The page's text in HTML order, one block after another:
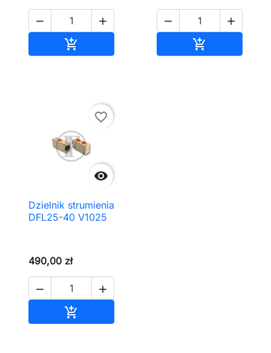
 

 


favorite_border
Dzielnik strumienia
DFL25-40 V1025
490,00 zł
 
